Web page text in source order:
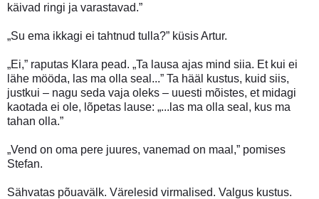
käivad ringi ja varastavad.”
„Su ema ikkagi ei tahtnud tulla?” küsis Artur.
„Ei,” raputas Klara pead. „Ta lausa ajas mind siia. Et kui ei
lähe mööda, las ma olla seal...” Ta hääl kustus, kuid siis,
justkui – nagu seda vaja oleks – uuesti mõistes, et midagi
kaotada ei ole, lõpetas lause: „...las ma olla seal, kus ma
tahan olla.”
„Vend on oma pere juures, vanemad on maal,” pomises
Stefan.
Sähvatas põuavälk. Värelesid virmalised. Valgus kustus.